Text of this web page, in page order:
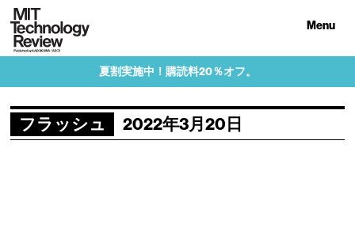
Menu
夏割実施中！購読料20％オフ。
フラッシュ 2022年3月20日